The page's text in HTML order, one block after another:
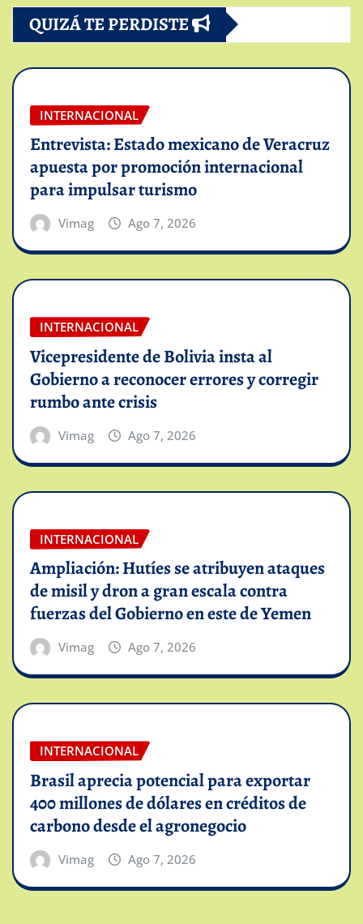
QUIZÁ TE PERDISTE
INTERNACIONAL
Entrevista: Estado mexicano de Veracruz
apuesta por promoción internacional
para impulsar turismo
Vimag Ago 7, 2026
INTERNACIONAL
Vicepresidente de Bolivia insta al
Gobierno a reconocer errores y corregir
rumbo ante crisis
Vimag Ago 7, 2026
INTERNACIONAL
Ampliación: Hutíes se atribuyen ataques
de misil y dron a gran escala contra
fuerzas del Gobierno en este de Yemen
Vimag Ago 7, 2026
INTERNACIONAL
Brasil aprecia potencial para exportar
400 millones de dólares en créditos de
carbono desde el agronegocio
Vimag Ago 7, 2026